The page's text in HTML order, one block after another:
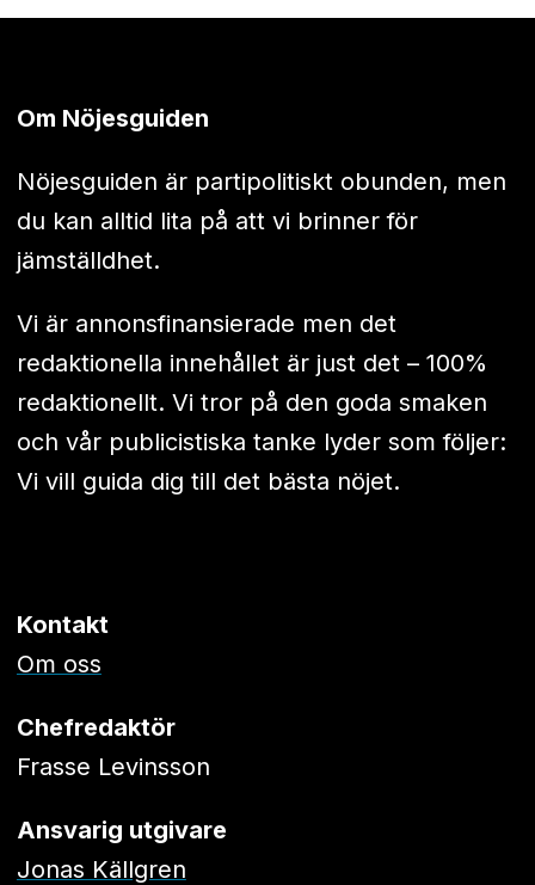
Om Nöjesguiden
Nöjesguiden är partipolitiskt obunden, men
du kan alltid lita på att vi brinner för
jämställdhet.
Vi är annonsfinansierade men det
redaktionella innehållet är just det – 100%
redaktionellt. Vi tror på den goda smaken
och vår publicistiska tanke lyder som följer:
Vi vill guida dig till det bästa nöjet.
Kontakt
Om oss
Chefredaktör
Frasse Levinsson
Ansvarig utgivare
Jonas Källgren